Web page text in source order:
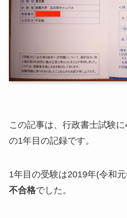
この記事は、行政書士試験
の1年目の記録です。
1年目の受験は2019年(令和
不合格でした。